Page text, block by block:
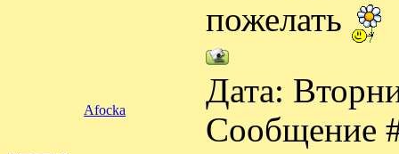
пожелать
Afocka
Дата:
Сообщение